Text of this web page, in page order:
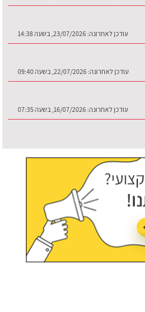
עודכן לאחרונה:23/07/2026, בשעה 14:38
עודכן לאחרונה:22/07/2026, בשעה 09:40
עודכן לאחרונה:16/07/2026, בשעה 07:35
עודכן לאחרונה:30/07/2026, בשעה 12:48